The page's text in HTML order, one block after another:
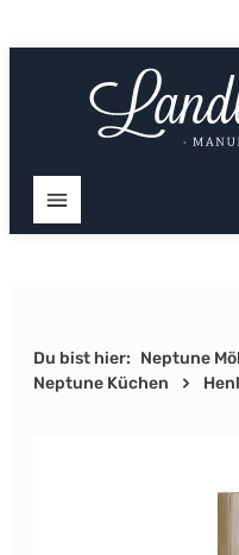
Du bist hier: Neptune
Neptune Küchen